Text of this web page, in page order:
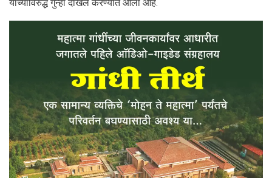
यांच्याविरुद्ध गुन्हा दाखल करण्यात आला आहे.